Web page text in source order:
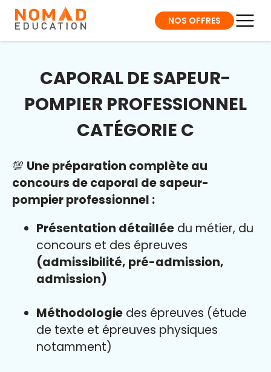
NOS OFFRES
CAPORAL DE SAPEUR-
POMPIER PROFESSIONNEL
CATÉGORIE C
💯 Une préparation complète au
concours de caporal de sapeur-
pompier professionnel :
Présentation détaillée du métier, du
concours et des épreuves
(admissibilité, pré-admission,
admission)
Méthodologie des épreuves (étude
de texte et épreuves physiques
notamment)